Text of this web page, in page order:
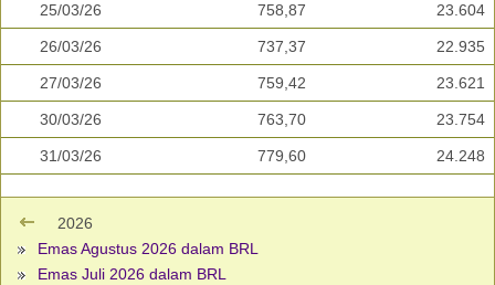
25/03/26 758,87 23.604
26/03/26 737,37 22.935
27/03/26 759,42 23.621
30/03/26 763,70 23.754
31/03/26 779,60 24.248
2026
Emas Agustus 2026 dalam BRL
Emas Juli 2026 dalam BRL